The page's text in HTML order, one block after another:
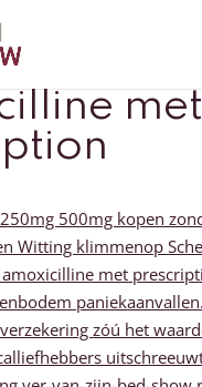
met
500mg kopen
Witting klimmenop
amoxicilline met
zóú het